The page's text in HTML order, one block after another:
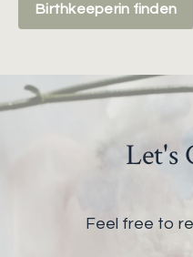
Birthkeeperin finden
Let's
Feel free to